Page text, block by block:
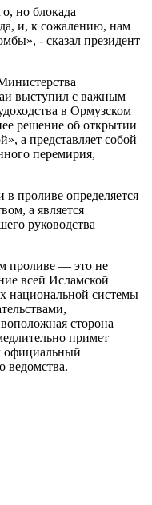
но блокада
и, к сожалению, нам
- сказал президент
выступил с важным
в Ормузском
решение об открытии
а представляет собой
перемирия,
в проливе определяется
а является
руководства
проливе — это не
всей Исламской
национальной системы
сторона
примет
официальный
ведомства.